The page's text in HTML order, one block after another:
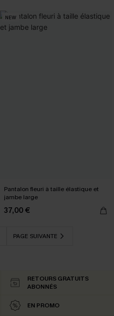
NEW
Pantalon fleuri à taille élastique et
jambe large
37,00 €
PAGE SUIVANTE
RETOURS GRATUITS
ABONNÉS
EN PROMO